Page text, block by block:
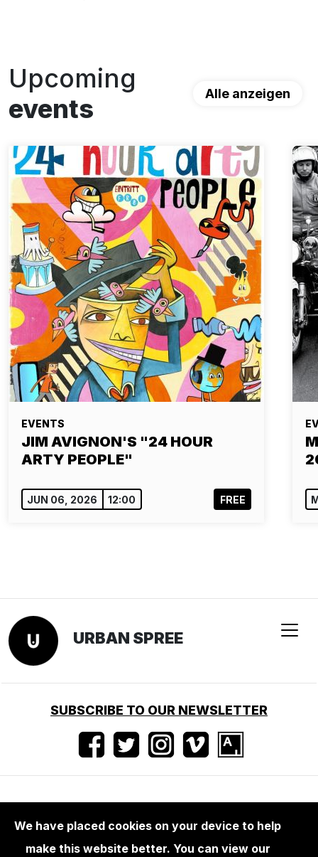
Upcoming
events
Alle anzeigen
EVENTS
JIM AVIGNON'S "24 HOUR
ARTY PEOPLE"
JUN 06, 2026 12:00 FREE
URBAN SPREE
SUBSCRIBE TO OUR NEWSLETTER
Terms of use • Imprint • Press
We have placed cookies on your device to help
make this website better. You can view our